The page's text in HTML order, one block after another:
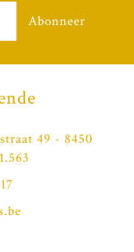
Abonneer
49 - 8450